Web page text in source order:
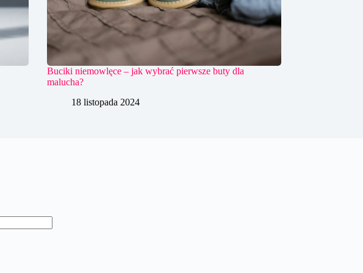
Buciki niemowlęce – jak wybrać pierwsze buty dla
malucha?
18 listopada 2024